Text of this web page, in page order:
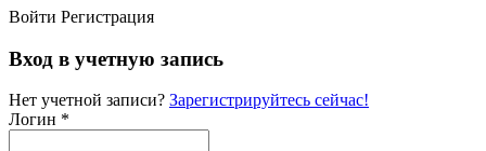
Войти Регистрация
Вход в учетную запись
Нет учетной записи? Зарегистрируйтесь сейчас!
Логин *